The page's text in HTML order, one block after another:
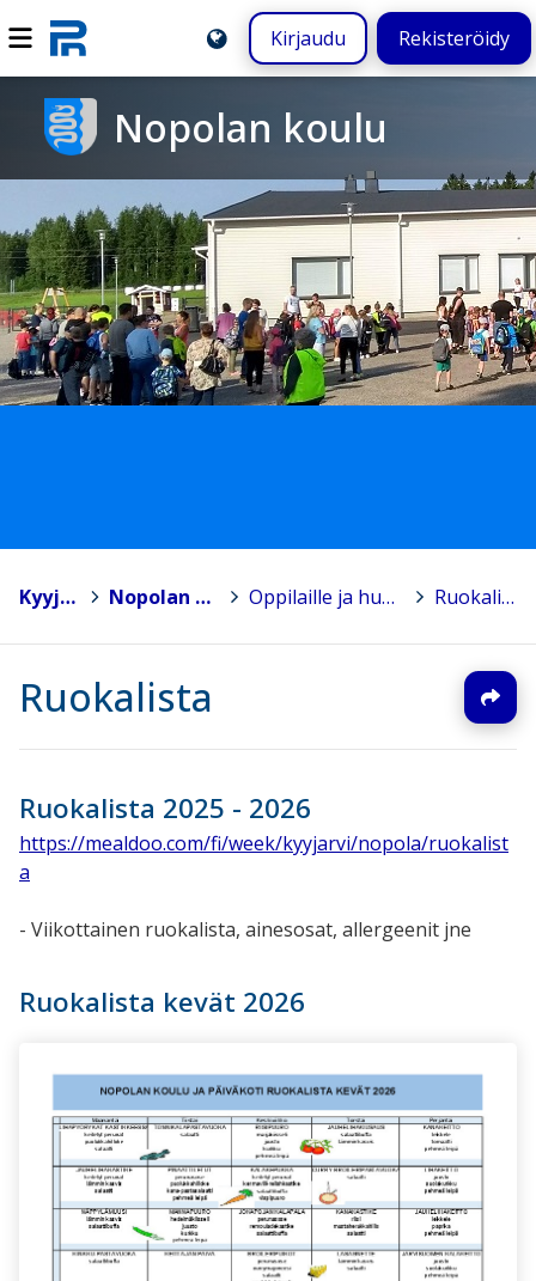
Kirjaudu Rekisteröidy
Nopolan koulu
Kyyjärvi > Nopolan koulu > Oppilaille ja huoltajille > Ruokalista
Ruokalista
Ruokalista 2025 - 2026
https://mealdoo.com/fi/week/kyyjarvi/nopola/ruokalist
a
- Viikottainen ruokalista, ainesosat, allergeenit jne
Ruokalista kevät 2026